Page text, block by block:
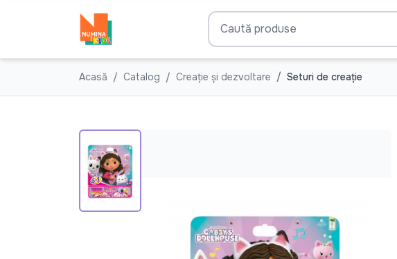
Acasă Catalog Creație și dezvoltare Seturi de creație